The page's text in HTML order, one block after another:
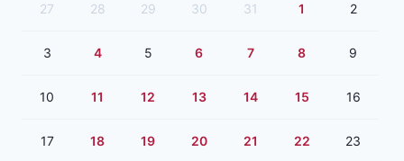
27 28 29 30 31 1 2
3 4 5 6 7 8 9
10 11 12 13 14 15 16
17 18 19 20 21 22 23